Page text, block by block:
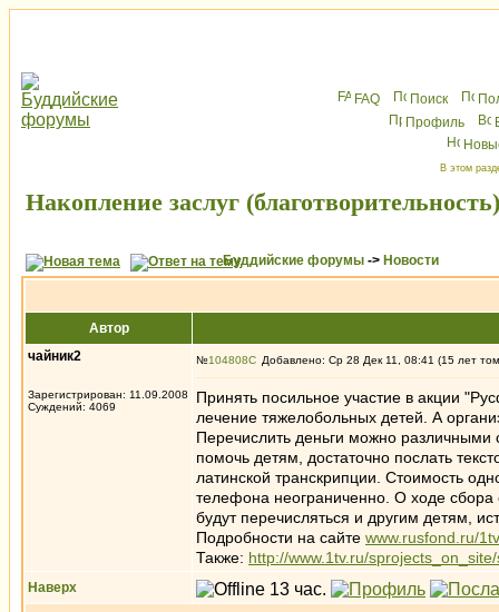
FAQ Поиск
Профиль
В этом
Накопление заслуг (благотворительность)
Буддийские форумы -> Новости
Автор
чайник2
Зарегистрирован: 11.09.2008
Суждений: 4069
№104808 Добавлено: Ср 28 Дек 11, 08:41 (15 лет
Принять посильное участие в акции
лечение тяжелобольных детей. А
Перечислить деньги можно
помочь детям, достаточно послать
латинской транскрипции. Стоимость
телефона неограниченно. О ходе
будут перечисляться и другим детям,
Подробности на сайте www.rusfond.ru/1tv
Также: http://www.1tv.ru/
Наверх